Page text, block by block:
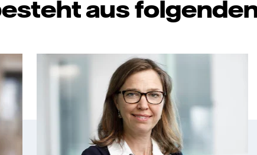
aus